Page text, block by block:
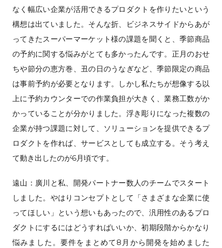
なく幅広い企業が活用できるプロダクトを作りたいという
構想は出ていました。そんな折、ビジネスサイドからあが
ってきたスーパーマーケット様の課題を聞くと、季節商品
の予約に関する悩みがとても多かったんです。正月のおせ
ちや節分の恵方巻、丑の日のうなぎなど、季節限定の商品
は事前予約が必要となります。しかし私たちが想像する以
上に予約カウンターでの作業負担が大きく、業務工数がか
かっていることが分かりました。浮き彫りになった複数の
企業が持つ課題に対して、ソリューションを提供できるプ
ロダクトを作れば、サービスとしても成立する。そう考え
て動き出したのが6月頃です。
遠山：廣川と私、開発パートナー数人のチームでスタート
しました。やはりコンセプトとして「さまざまな企業に使
ってほしい」という想いもあったので、汎用性のあるプロ
ダクトにするにはどうすればいいか、初期段階からかなり
悩みました。要件をまとめて8月から開発を始めました